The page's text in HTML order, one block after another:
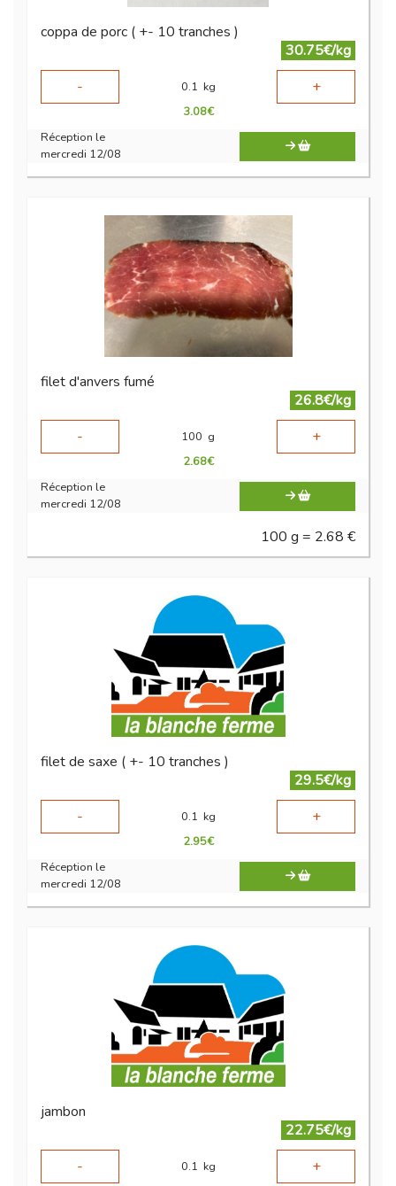
coppa de porc ( +- 10 tranches )
30.75€/kg
-
0.1 kg +
3.08€
Réception le
mercredi 12/08
filet d'anvers fumé
26.8€/kg
-
100 g +
2.68€
Réception le
mercredi 12/08
100 g = 2.68 €
filet de saxe ( +- 10 tranches )
29.5€/kg
-
0.1 kg +
2.95€
Réception le
mercredi 12/08
jambon
22.75€/kg
-
0.1 kg +